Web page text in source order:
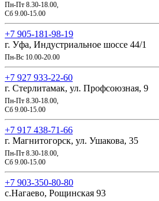
Пн-Пт 8.30-18.00,
Сб 9.00-15.00
+7 905-181-98-19
г. Уфа, Индустриальное шоссе 44/1
Пн-Вс 10.00-20.00
+7 927 933-22-60
г. Стерлитамак, ул. Профсоюзная, 9
Пн-Пт 8.30-18.00,
Сб 9.00-15.00
+7 917 438-71-66
г. Магнитогорск, ул. Ушакова, 35
Пн-Пт 8.30-18.00,
Сб 9.00-15.00
+7 903-350-80-80
с.Нагаево, Рощинская 93